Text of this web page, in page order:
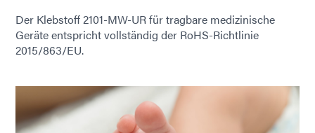
Der Klebstoff 2101-MW-UR für tragbare medizinische
Geräte entspricht vollständig der RoHS-Richtlinie
2015/863/EU.